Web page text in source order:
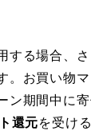
する場合、
。お買い物
ン期間中に
還元を受け